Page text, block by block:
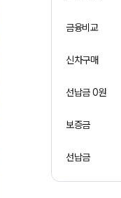
금융비교
신차구매
선납금 0원
보증금
선납금